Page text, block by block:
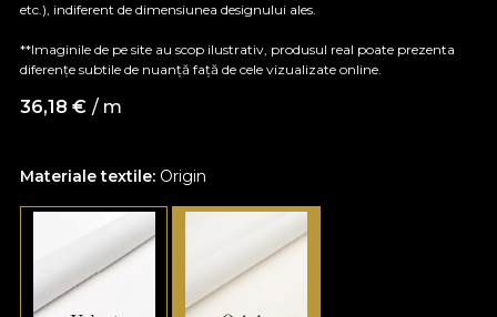
Materiale textile: Origin
etc.), indiferent de dimensiunea designului ales.
**Imaginile de pe site au scop ilustrativ, produsul real poate prezenta
diferențe subtile de nuanță față de cele vizualizate online.
36,18 € / m